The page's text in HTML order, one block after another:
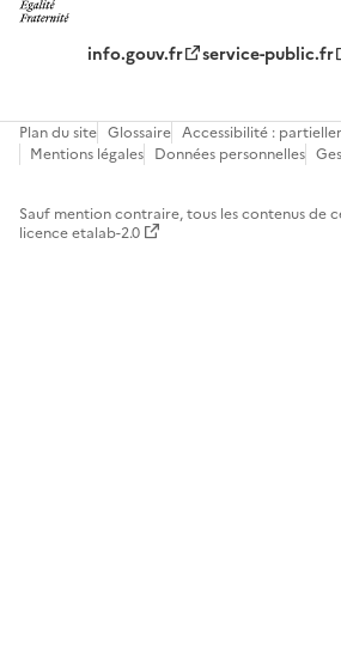
info.gouv.fr service-public.fr
Plan du site Glossaire Accessibilité :
Mentions légales Données personnelles
Sauf mention contraire, tous les contenus de
licence etalab-2.0